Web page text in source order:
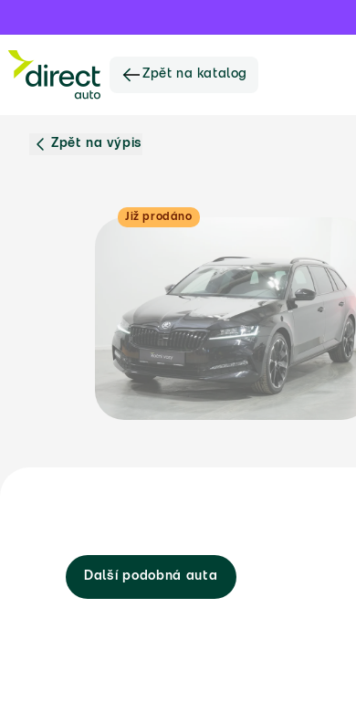
Zpět na katalog
Zpět na výpis
Již prodáno
Další podobná auta